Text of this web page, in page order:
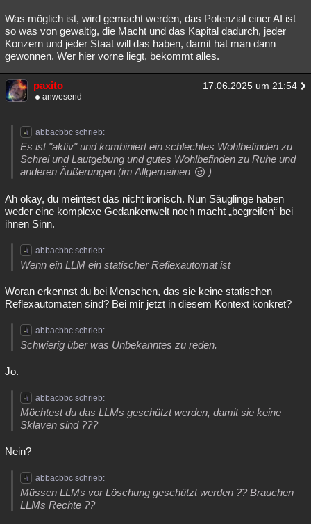
Was möglich ist, wird gemacht werden, das Potenzial einer AI ist
so was von gewaltig, die Macht und das Kapital dadurch, jeder
Konzern und jeder Staat will das haben, damit hat man dann
gewonnen. Wer hier vorne liegt, bekommt alles.
paxito 17.06.2025 um 21:54
anwesend
abbacbbc schrieb:
Es ist "aktiv" und kombiniert ein schlechtes Wohlbefinden zu
Schrei und Lautgebung und gutes Wohlbefinden zu Ruhe und
anderen Äußerungen (im Allgemeinen
)
Ah okay, du meintest das nicht ironisch. Nun Säuglinge haben
weder eine komplexe Gedankenwelt noch macht „begreifen“ bei
ihnen Sinn.
abbacbbc schrieb:
Wenn ein LLM ein statischer Reflexautomat ist
Woran erkennst du bei Menschen, das sie keine statischen
Reflexautomaten sind? Bei mir jetzt in diesem Kontext konkret?
abbacbbc schrieb:
Schwierig über was Unbekanntes zu reden.
Jo.
abbacbbc schrieb:
Möchtest du das LLMs geschützt werden, damit sie keine
Sklaven sind ???
Nein?
abbacbbc schrieb:
Müssen LLMs vor Löschung geschützt werden ?? Brauchen
LLMs Rechte ??